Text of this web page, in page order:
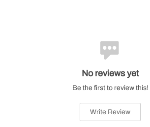
No reviews yet
Be the first to review this!
Write Review